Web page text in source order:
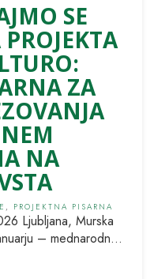
SE
ZA
NA
, PROJEKTNA PISARNA
Ljubljana, Murska
– mednarodnem